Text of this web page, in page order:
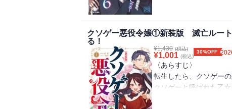
【目次】
姫君は次期伯爵と婚約
悪役令嬢はお母様を助け
悪役令嬢は学校の怪談を
婚約披露宴の後日談
緑の後日談
怪談の後日談
悪役令嬢はハロウィン
ます。
王道転生王女ヒロイン
が盛りだくさん。
こちらのシリーズも山
いきますので、最後ま
女神の作りだしたバグ
た・・・・・・と思っ
命は助かったけど、寝
住むところも、着るも
外に助けを求めように
い！
学生たちとわずかな大
クソゲー悪役令嬢①新装版 滅亡ルート
る！
¥1,430 (税込)
¥1,001 (税込)
30%OFF
〈あらすじ〉
転生したら、クソゲー
クソゲーと呼ばれた乙
茶会大失敗の瞬間に記